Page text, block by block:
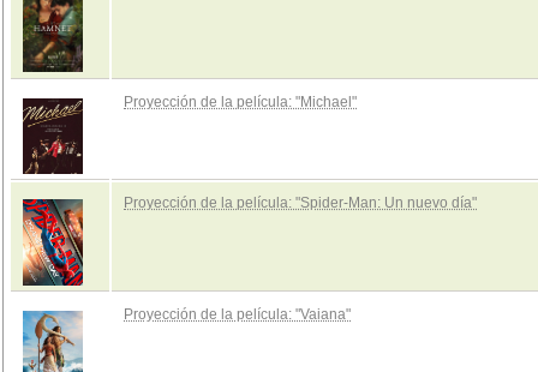
Proyección de la película: "Michael"
Proyección de la película: "Spider-Man: Un nuevo día"
Proyección de la película: "Vaiana"